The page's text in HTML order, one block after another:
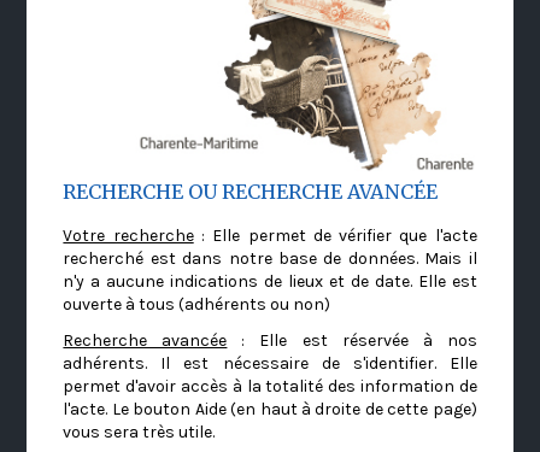
RECHERCHE OU RECHERCHE AVANCÉE
Votre recherche: Elle permet de vérifier que l'acte
recherché est dans notre base de données. Mais il
n'y a aucune indications de lieux et de date. Elle est
ouverte à tous (adhérents ou non)
Recherche avancée : Elle est réservée à nos
adhérents. Il est nécessaire de s'identifier. Elle
permet d'avoir accès à la totalité des information de
l'acte. Le bouton Aide (en haut à droite de cette page)
vous sera très utile.